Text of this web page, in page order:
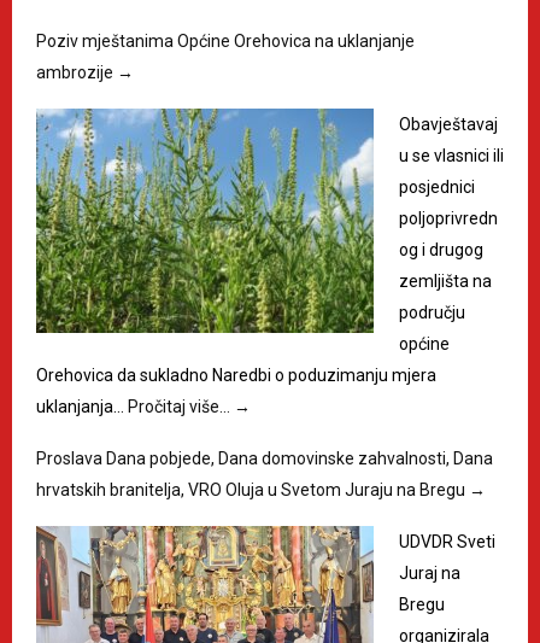
Poziv mještanima Općine Orehovica na uklanjanje
ambrozije →
Obavještavaj
u se vlasnici ili
posjednici
poljoprivredn
og i drugog
zemljišta na
području
općine
Orehovica da sukladno Naredbi o poduzimanju mjera
uklanjanja… Pročitaj više… →
Proslava Dana pobjede, Dana domovinske zahvalnosti, Dana
hrvatskih branitelja, VRO Oluja u Svetom Juraju na Bregu →
UDVDR Sveti
Juraj na
Bregu
organizirala